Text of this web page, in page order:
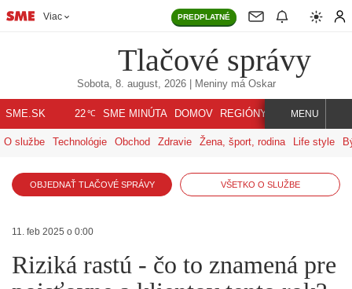
Viac PREDPLATNÉ
Tlačové správy
Sobota, 8. august, 2026| Meniny má Oskar
SME.SK 22℃ SME MINÚTA DOMOV REGIÓNY INDEX SVET
MENU
O službe Technológie Obchod Zdravie Žena, šport, rodina Life style
OBJEDNAŤ TLAČOVÉ SPRÁVY VŠETKO O SLUŽBE
11. feb 2025 o 0:00
Riziká rastú - čo to znamená pre